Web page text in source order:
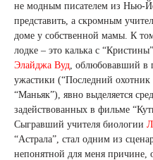
не модным писателем из Нью-
представить, а скромным
доме у собственной мамы. К
лодке – это калька с
Элайджа Вуд, облюбовавший в
ужастики (“Последний
“Маньяк”), явно выделяется
задействованных в фильме
Сыгравший учителя биологии
“Астрала”, стал одним из
непонятной для меня причине,